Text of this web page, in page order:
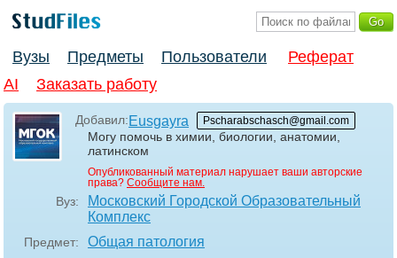
Вузы Предметы Пользователи
Реферат
AI
Заказать работу
Добавил:Eusgayra Pscharabschasch@gmail.com
Могу помочь в химии, биологии, анатомии,
латинском
Опубликованный материал нарушает ваши авторские
права? Сообщите нам.
Вуз:
Московский Городской Образовательный
Комплекс
Предмет: Общая патология